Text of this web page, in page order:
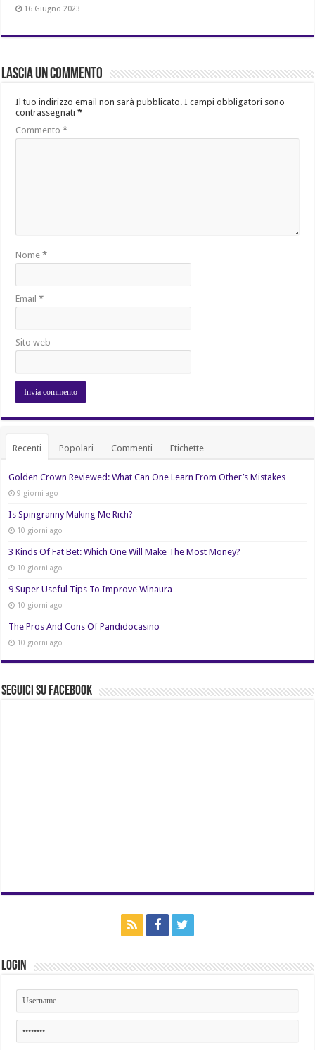
16 Giugno 2023
Lascia un commento
Il tuo indirizzo email non sarà pubblicato. I campi obbligatori sono
contrassegnati*
Commento*
Nome*
Email*
Sito web
Recenti Popolari Commenti Etichette
Golden Crown Reviewed: What Can One Learn From Other’s Mistakes
9 giorni ago
Is Spingranny Making Me Rich?
10 giorni ago
3 Kinds Of Fat Bet: Which One Will Make The Most Money?
10 giorni ago
9 Super Useful Tips To Improve Winaura
10 giorni ago
The Pros And Cons Of Pandidocasino
10 giorni ago
Seguici su Facebook
Login